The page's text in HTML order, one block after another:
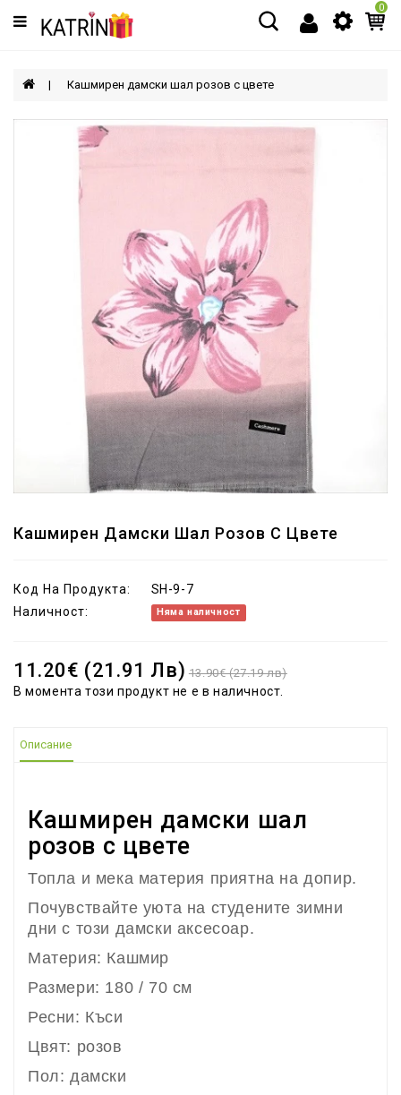
Категории
МЪЖЕ
ЖЕНИ
АКСЕСОАРИ
0
Кашмирен дамски шал розов с цвете
Кашмирен Дамски Шал Розов С Цвете
Код На Продукта:
SH-9-7
Наличност:
Няма наличност
11.20€ (21.91 Лв) 13.90€ (27.19 лв)
В момента този продукт не е в наличност.
Описание
Кашмирен дамски шал
розов с цвете
Топла и мека материя приятна на допир.
Почувствайте уюта на студените зимни
дни с този дамски аксесоар.
Материя: Кашмир
Размери: 180 / 70 см
Ресни: Къси
Цвят: розов
Пол: дамски